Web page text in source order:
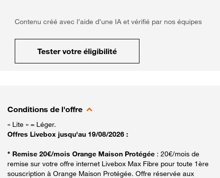
Contenu créé avec l’aide d’une IA et vérifié par nos équipes
Tester votre éligibilité
Conditions de l'offre
« Lite » = Léger.
Offres Livebox jusqu'au 19/08/2026 :
* Remise 20€/mois Orange Maison Protégée : 20€/mois de
remise sur votre offre internet Livebox Max Fibre pour toute 1ère
souscription à Orange Maison Protégée. Offre réservée aux